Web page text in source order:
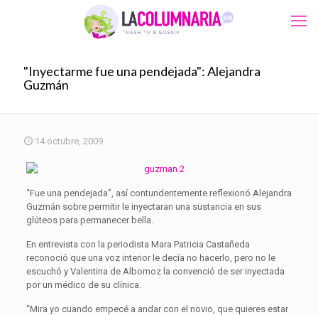
"Inyectarme fue una pendejada": Alejandra
Guzmán
14 octubre, 2009
“Fue una pendejada”, así contundentemente reflexionó Alejandra
Guzmán sobre permitir le inyectaran una sustancia en sus
glúteos para permanecer bella.
En entrevista con la periodista Mara Patricia Castañeda
reconoció que una voz interior le decía no hacerlo, pero no le
escuchó y Valentina de Albornoz la convenció de ser inyectada
por un médico de su clínica.
“Mira yo cuando empecé a andar con el novio, que quieres estar